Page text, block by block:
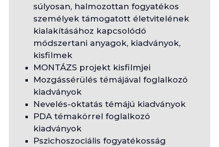
súlyosan, halmozottan fogyatékos
személyek támogatott életvitelének
kialakításához kapcsolódó
módszertani anyagok, kiadványok,
kisfilmek
MONTÁZS projekt kisfilmjei
Mozgássérülés témájával foglalkozó
kiadványok
Nevelés-oktatás témájú kiadványok
PDA témakörrel foglalkozó
kiadványok
Pszichoszociális fogyatékosság